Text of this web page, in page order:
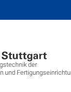
der
und